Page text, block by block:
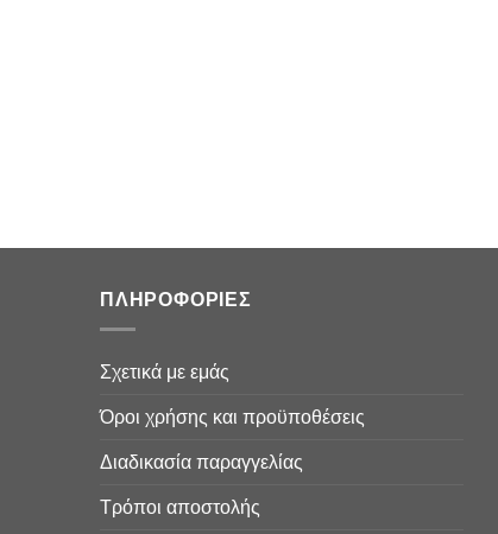
ΠΛΗΡΟΦΟΡΙΕΣ
Σχετικά με εμάς
Όροι χρήσης και προϋποθέσεις
Διαδικασία παραγγελίας
Τρόποι αποστολής